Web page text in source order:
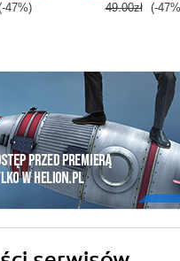
47%) 49.00zł (-